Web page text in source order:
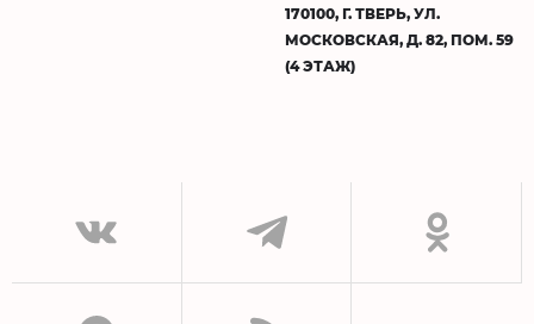
170100, Г. ТВЕРЬ, УЛ.
МОСКОВСКАЯ, Д. 82, ПОМ. 59
(4 ЭТАЖ)